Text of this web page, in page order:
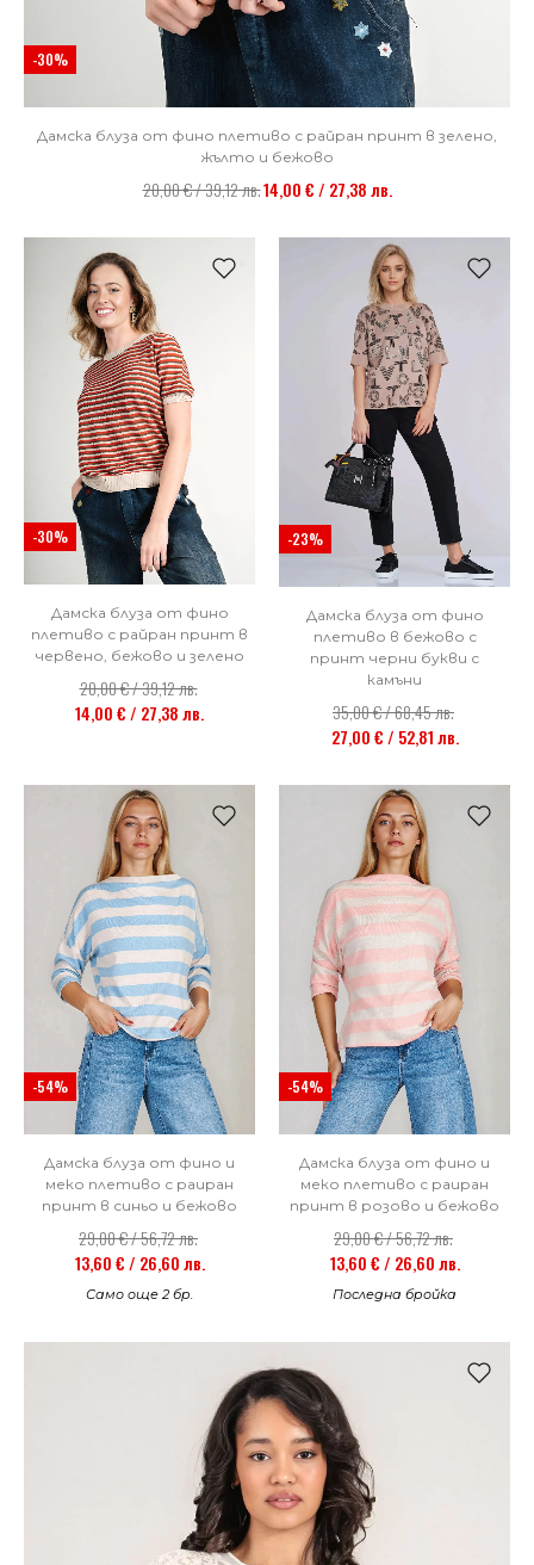
-30%
Дамска блуза от фино плетиво с райран принт в зелено,
жълто и бежово
20,00 € / 39,12 лв.14,00 € / 27,38 лв.
-30%
Дамска блуза от фино
плетиво с райран принт в
червено, бежово и зелено
20,00 € / 39,12 лв.
14,00 € / 27,38 лв.
-23%
Дамска блуза от фино
плетиво в бежово с
принт черни букви с
камъни
35,00 € / 68,45 лв.
27,00 € / 52,81 лв.
-54%
Дамска блуза от фино и
меко плетиво с раиран
принт в синьо и бежово
29,00 € / 56,72 лв.
13,60 € / 26,60 лв.
Само още 2 бр.
-54%
Дамска блуза от фино и
меко плетиво с раиран
принт в розово и бежово
29,00 € / 56,72 лв.
13,60 € / 26,60 лв.
Последна бройка